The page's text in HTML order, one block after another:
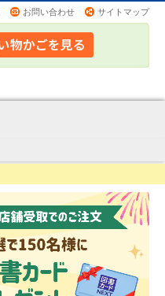
お問い合わせ サイトマップ